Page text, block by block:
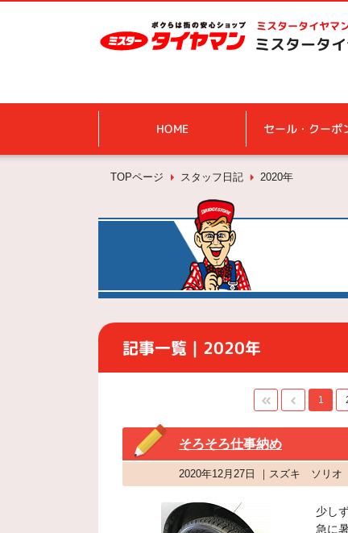
ミスタータイヤマ
ミスタータ
HOME セール・クーポ
TOPページ スタッフ日記 2020年
記事一覧｜2020年
1
そろそろ仕事納め
2020年12月27日 ｜スズキ ソリ
少し
急に